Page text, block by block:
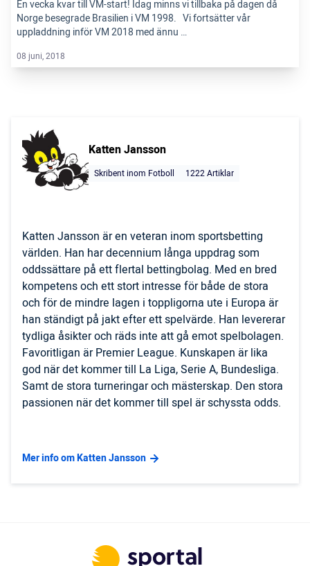
En vecka kvar till VM-start! Idag minns vi tillbaka på dagen då
Norge besegrade Brasilien i VM 1998. Vi fortsätter vår
uppladdning inför VM 2018 med ännu …
08 juni, 2018
Katten Jansson
Skribent inom Fotboll 1222 Artiklar
Katten Jansson är en veteran inom sportsbetting
världen. Han har decennium långa uppdrag som
oddssättare på ett flertal bettingbolag. Med en bred
kompetens och ett stort intresse för både de stora
och för de mindre lagen i toppligorna ute i Europa är
han ständigt på jakt efter ett spelvärde. Han levererar
tydliga åsikter och räds inte att gå emot spelbolagen.
Favoritligan är Premier League. Kunskapen är lika
god när det kommer till La Liga, Serie A, Bundesliga.
Samt de stora turneringar och mästerskap. Den stora
passionen när det kommer till spel är schyssta odds.
Mer info om Katten Jansson